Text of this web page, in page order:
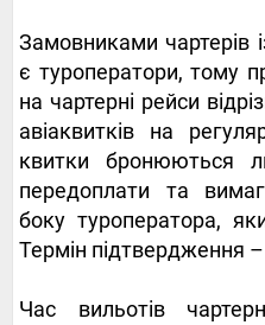
Замовниками чартерів
є туроператори, тому
на чартерні рейси
авіаквитків на
квитки бронюються
передоплати та
боку туроператора,
Термін підтвердження
Час вильотів